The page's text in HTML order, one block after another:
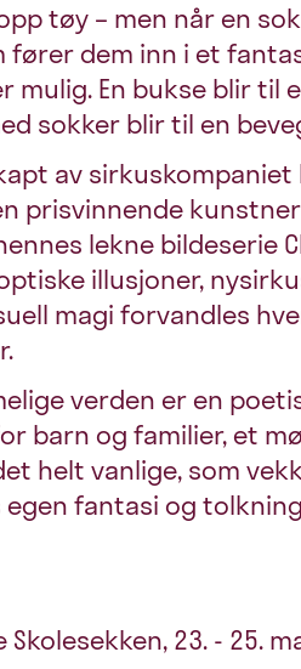
tøy – men når en
dem inn i et
En bukse blir til
sokker blir til en
av
prisvinnende
lekne bildeserie
illusjoner,
magi forvandles
verden er en
barn og familier, et
helt vanlige, som
fantasi og
Skolesekken, 23. - 25.